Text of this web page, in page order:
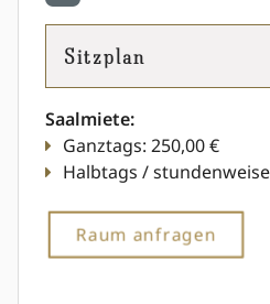
Sitzplan
Saalmiete:
Ganztags: 250,00 €
Halbtags /
Raum anfragen